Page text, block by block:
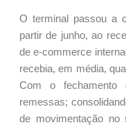
O terminal passou a
partir de junho, ao
de e-commerce
recebia, em média,
Com o fechamento
remessas;
de movimentação no